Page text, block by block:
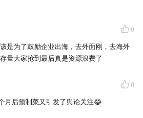
规模效应，并占领用户心智，从而成
感看，科技消费、生物医药等前几
。为什么会发生这些变化？
场的投资偏好从炒作概念的“快钱”转
0
是为了鼓励企业出海，去外面刚，去海外
量大家抢到最后真是资源浪费了
0
月后预制菜又引发了舆论关注😂